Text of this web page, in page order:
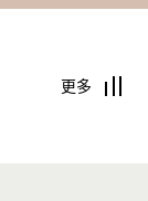
更多